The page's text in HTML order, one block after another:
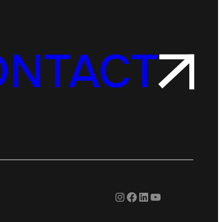
Instagram
Facebook
LinkedIn
YouTube